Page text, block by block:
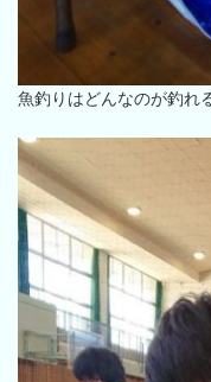
魚釣りはどんなのが釣れ